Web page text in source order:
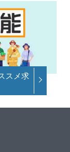
スメ求